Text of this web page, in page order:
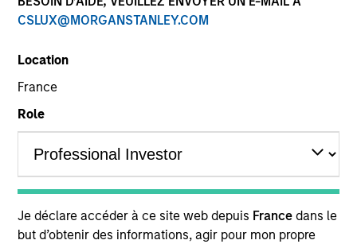
CSLUX@MORGANSTANLEY.COM
Location
France
Role
Je déclare accéder à ce site web depuis France dans le
but d’obtenir des informations, agir pour mon propre
Years
TEAM
International Equity Team